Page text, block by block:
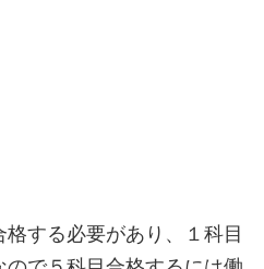
する必要があり、１科目